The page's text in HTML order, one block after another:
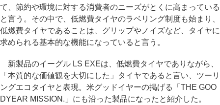
て、節約や環境に対する消費者のニーズがとくに高まっている
と言う。その中で、低燃費タイヤのラベリング制度も始まり、
低燃費タイヤであることは、グリップやノイズなど、タイヤに
求められる基本的な機能になっていると言う。
新製品のイーグル LS EXEは、低燃費タイヤでありながら、
「本質的な価値観を大切にした」タイヤであると言い、ツーリ
ングエコタイヤと表現。米グッドイヤーの掲げる「THE GOO
DYEAR MISSION.」にも沿った製品になったと紹介した。